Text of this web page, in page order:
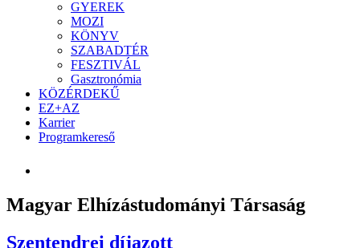
GYEREK
MOZI
KÖNYV
SZABADTÉR
FESZTIVÁL
Gasztronómia
KÖZÉRDEKŰ
EZ+AZ
Karrier
Programkereső
Magyar Elhízástudományi Társaság
Szentendrei díjazott